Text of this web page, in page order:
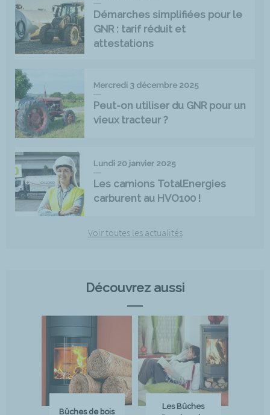
Démarches simplifiées pour le
GNR : tarif réduit et
attestations
Mercredi 3 décembre 2025
Peut-on utiliser du GNR pour un
vieux tracteur ?
Lundi 20 janvier 2025
Les camions TotalEnergies
carburent au HVO100 !
Voir toutes les actualités
Découvrez aussi
Bûches de bois
Les Bûches